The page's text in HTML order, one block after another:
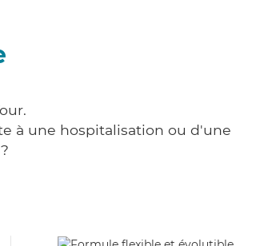
à une hospitalisation ou d'une